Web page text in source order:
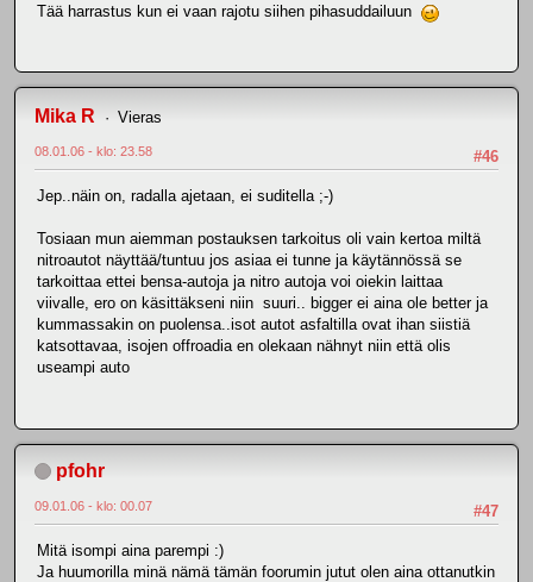
Tää harrastus kun ei vaan rajotu siihen pihasuddailuun
Mika R Vieras
#46
08.01.06 - klo: 23.58
Jep..näin on, radalla ajetaan, ei suditella ;-)
Tosiaan mun aiemman postauksen tarkoitus oli vain kertoa miltä
nitroautot näyttää/tuntuu jos asiaa ei tunne ja käytännössä se
tarkoittaa ettei bensa-autoja ja nitro autoja voi oiekin laittaa
viivalle, ero on käsittäkseni niin suuri.. bigger ei aina ole better ja
kummassakin on puolensa..isot autot asfaltilla ovat ihan siistiä
katsottavaa, isojen offroadia en olekaan nähnyt niin että olis
useampi auto
pfohr
#47
09.01.06 - klo: 00.07
Mitä isompi aina parempi :)
Ja huumorilla minä nämä tämän foorumin jutut olen aina ottanutkin